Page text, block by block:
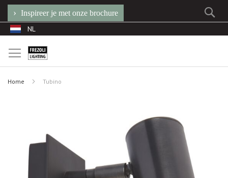
Ga
naar
de
inhoud
Taal NL
Inspireer je met onze brochure
Home Tubino
afbeeldingen-
gallerij